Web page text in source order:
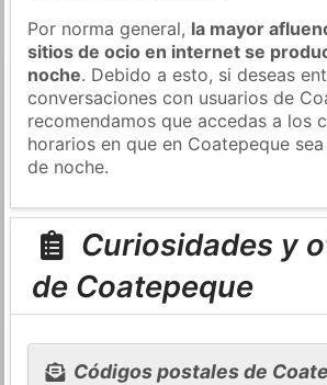
Por norma general, la mayor
sitios de ocio en internet se
noche. Debido a esto, si deseas
conversaciones con usuarios de
recomendamos que accedas a los
horarios en que en Coatepeque
de noche.
Curiosidades y
de Coatepeque
Códigos postales de